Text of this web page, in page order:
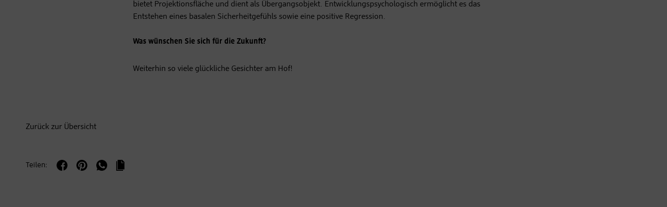
bietet Projektionsfläche und dient als Übergangsobjekt. Entwicklungspsychologisch ermöglicht es das
Entstehen eines basalen Sicherheitgefühls sowie eine positive Regression.
Was wünschen Sie sich für die Zukunft?
Weiterhin so viele glückliche Gesichter am Hof!
Zurück zur Übersicht
Teilen: